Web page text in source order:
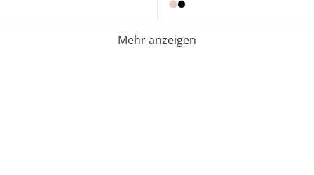
Mehr anzeigen